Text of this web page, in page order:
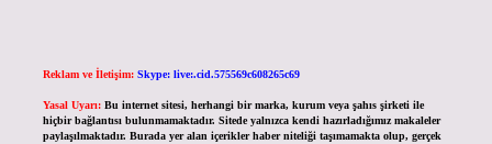
Reklam ve İletişim: Skype: live:.cid.575569c608265c69
Yasal Uyarı: Bu internet sitesi, herhangi bir marka, kurum veya şahıs şirketi ile
hiçbir bağlantısı bulunmamaktadır. Sitede yalnızca kendi hazırladığımız makaleler
paylaşılmaktadır. Burada yer alan içerikler haber niteliği taşımamakta olup, gerçek